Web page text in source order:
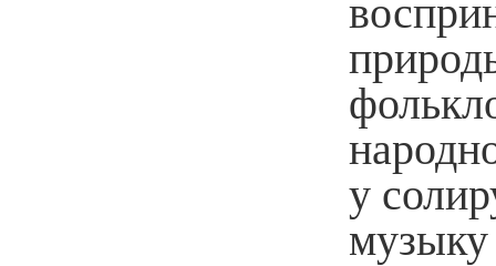
у
музыку